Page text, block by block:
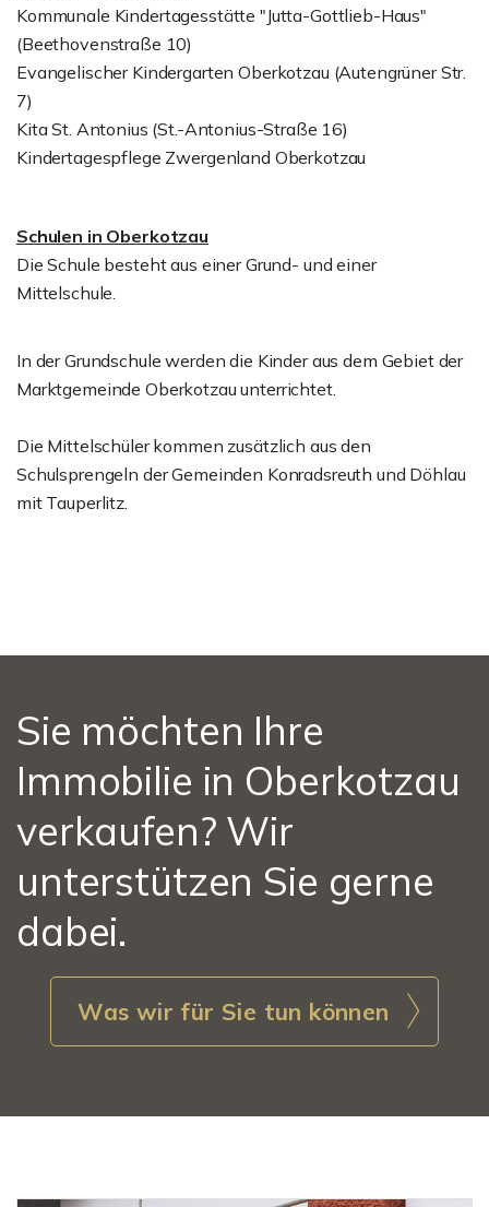
Kommunale Kindertagesstätte "Jutta-Gottlieb-Haus"
(Beethovenstraße 10)
Evangelischer Kindergarten Oberkotzau (Autengrüner Str.
7)
Kita St. Antonius (St.-Antonius-Straße 16)
Kindertagespflege Zwergenland Oberkotzau
Schulen in Oberkotzau
Die Schule besteht aus einer Grund- und einer
Mittelschule.
In der Grundschule werden die Kinder aus dem Gebiet der
Marktgemeinde Oberkotzau unterrichtet.
Die Mittelschüler kommen zusätzlich aus den
Schulsprengeln der Gemeinden Konradsreuth und Döhlau
mit Tauperlitz.
Sie möchten Ihre
Immobilie in Oberkotzau
verkaufen? Wir
unterstützen Sie gerne
dabei.
Was wir für Sie tun können